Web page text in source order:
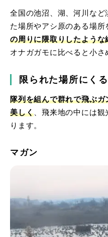
全国の池沼、湖、河川な
た場所やアシ原のある場所
の周りに隈取りしたような
オナガガモに比べると小さ
限られた場所にく
隊列を組んで群れで飛ぶ
美しく 、飛来地の中には
ります。
マガン